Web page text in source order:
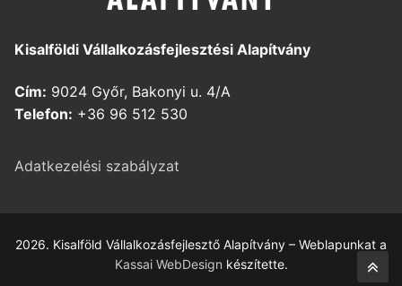
Kisalföldi Vállalkozásfejlesztési Alapítvány
Cím: 9024 Győr, Bakonyi u. 4/A
Telefon: +36 96 512 530
Adatkezelési szabályzat
2026. Kisalföld Vállalkozásfejlesztő Alapítvány – Weblapunkat a
Kassai WebDesign készítette.